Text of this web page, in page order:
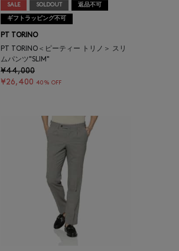
SALE SOLDOUT 返品不可
ギフトラッピング不可
PT TORINO
PT TORINO＜ピーティー トリノ＞ スリ
ムパンツ"SLIM"
¥44,000
¥26,400 40% OFF